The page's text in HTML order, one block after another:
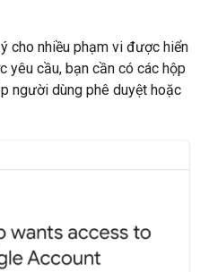
cho nhiều phạm vi được hiển
yêu cầu, bạn cần có các hộp
người dùng phê duyệt hoặc